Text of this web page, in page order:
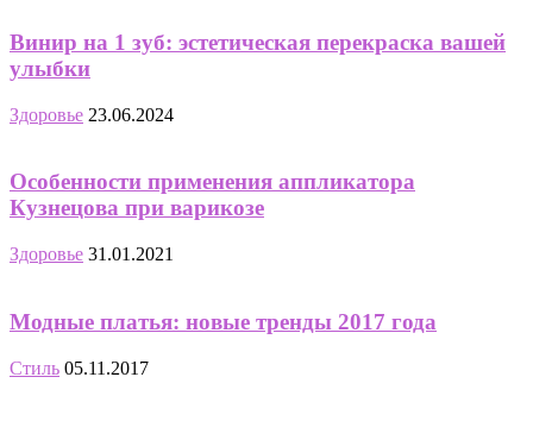
Винир на 1 зуб: эстетическая перекраска вашей
улыбки
Здоровье 23.06.2024
Особенности применения аппликатора
Кузнецова при варикозе
Здоровье 31.01.2021
Модные платья: новые тренды 2017 года
Стиль 05.11.2017